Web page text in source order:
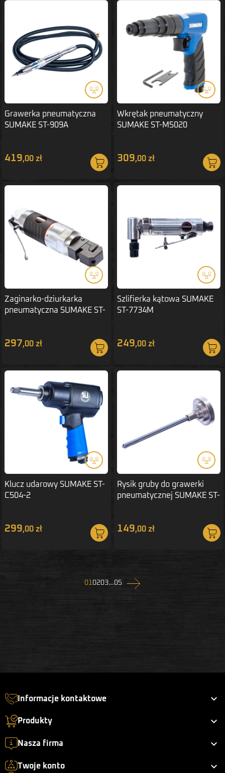
Grawerka pneumatyczna
SUMAKE ST-909A
419,00 zł
Wkrętak pneumatyczny
SUMAKE ST-M5020
309,00 zł
Zaginarko-dziurkarka
pneumatyczna SUMAKE ST-
297,00 zł
Szlifierka kątowa SUMAKE
ST-7734M
249,00 zł
Klucz udarowy SUMAKE ST-
C504-2
299,00 zł
Rysik gruby do grawerki
pneumatycznej SUMAKE ST-
149,00 zł
010203…05
Informacje kontaktowe 
Produkty 
Nasza firma 
Twoje konto 